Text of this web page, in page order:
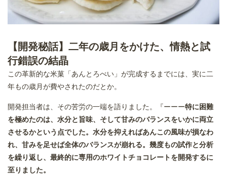
【開発秘話】二年の歳月をかけた、情熱と試
行錯誤の結晶
この革新的な米菓「あんとろべい」が完成するまでには、実に二
年もの歳月が費やされたのだとか。
開発担当者は、その苦労の一端を語りました。『ーーー特に困難
を極めたのは、水分と旨味、そして甘みのバランスをいかに両立
させるかという点でした。水分を抑えればあんこの風味が損なわ
れ、甘みを足せば全体のバランスが崩れる。幾度もの試作と分析
を繰り返し、最終的に専用のホワイトチョコレートを開発するに
至りました。